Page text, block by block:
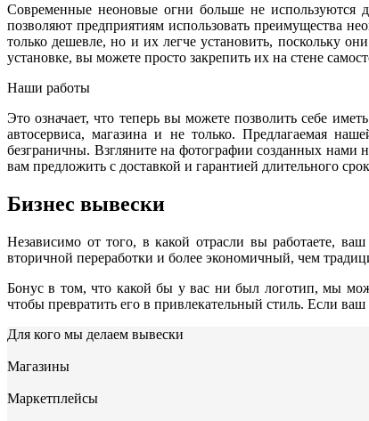
Современные неоновые огни больше не используются
позволяют предприятиям использовать преимущества
только дешевле, но и их легче установить, поскольку
установке, вы можете просто закрепить их на стене
Наши работы
Это означает, что теперь вы можете позволить себе
автосервиса, магазина и не только. Предлагаемая
безграничны. Взгляните на фотографии созданных
вам предложить с доставкой и гарантией длительного
Бизнес вывески
Независимо от того, в какой отрасли вы работаете,
вторичной переработки и более экономичный, чем
Бонус в том, что какой бы у вас ни был логотип, мы
чтобы превратить его в привлекательный стиль. Если
Для кого мы делаем вывески
Магазины
Маркетплейсы